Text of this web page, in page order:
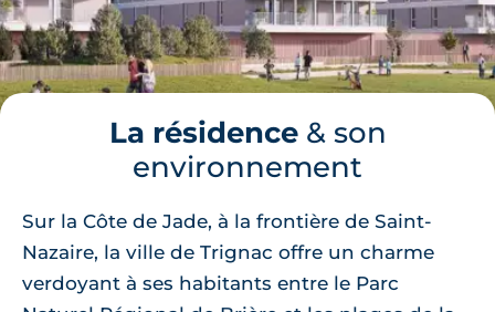
La résidence& son
environnement
Sur la Côte de Jade, à la frontière de Saint-
Nazaire, la ville de Trignac offre un charme
verdoyant à ses habitants entre le Parc